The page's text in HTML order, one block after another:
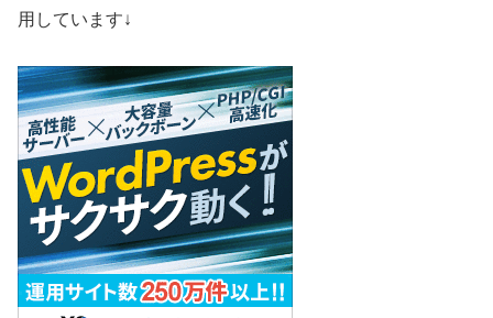
用しています↓